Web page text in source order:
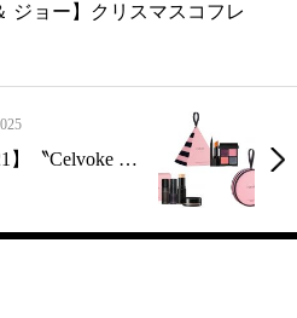
ジョー】クリスマスコフレ
】〝Celvoke …